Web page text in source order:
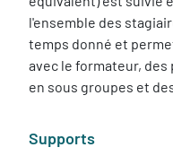
l'ensemble des
temps donné et
avec le formateur, des
en sous groupes et
Supports